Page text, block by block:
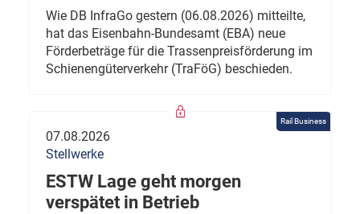
Wie DB InfraGo gestern (06.08.2026) mitteilte,
hat das Eisenbahn-Bundesamt (EBA) neue
Förderbeträge für die Trassenpreisförderung im
Schienengüterverkehr (TraFöG) beschieden.
Rail Business
07.08.2026
Stellwerke
ESTW Lage geht morgen
verspätet in Betrieb